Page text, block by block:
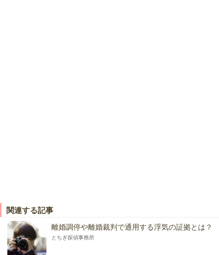
関連する記事
離婚調停や離婚裁判で通用する浮気の証拠とは？
とちぎ探偵事務所